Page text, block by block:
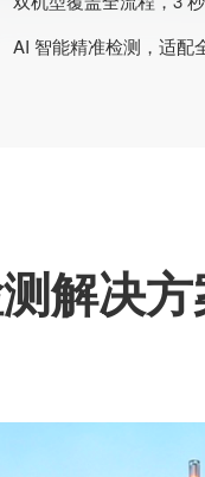
AI 智能精准检测，适配
解决